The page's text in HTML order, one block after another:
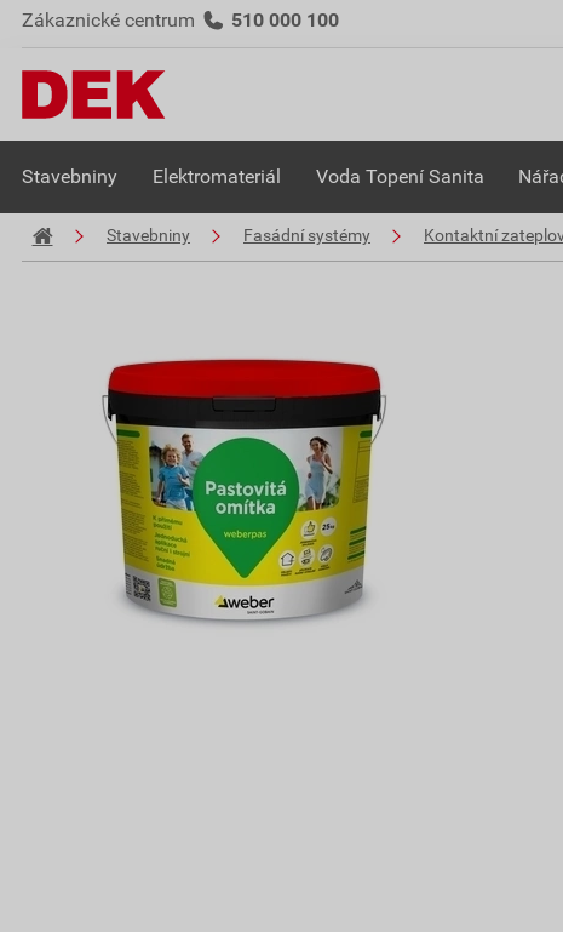
Zákaznické centrum 510 000 100
Stavebniny Elektromateriál Voda Topení Sanita
Stavebniny Fasádní systémy Kontaktní